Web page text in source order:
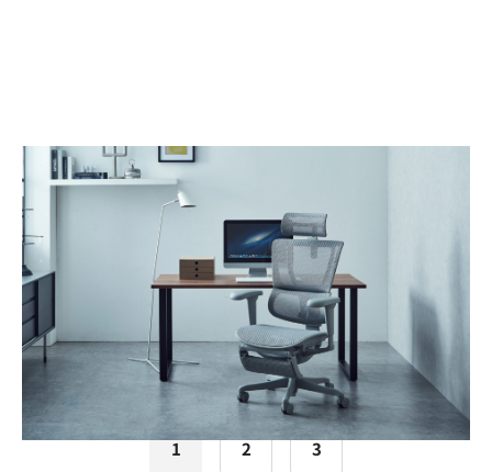
2025/01/13
Ergohuman Fit2 Lite 発売のお知らせ
2025年1月より発売開始の新モデルをご案内いたします
1 2 3